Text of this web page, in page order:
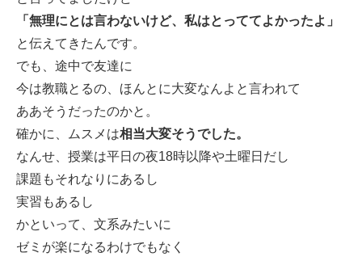
「無理にとは言わないけど、私はとっててよかったよ」
と伝えてきたんです。
でも、途中で友達に
今は教職とるの、ほんとに大変なんよと言われて
ああそうだったのかと。
確かに、ムスメは相当大変そうでした。
なんせ、授業は平日の夜18時以降や土曜日だし
課題もそれなりにあるし
実習もあるし
かといって、文系みたいに
ゼミが楽になるわけでもなく